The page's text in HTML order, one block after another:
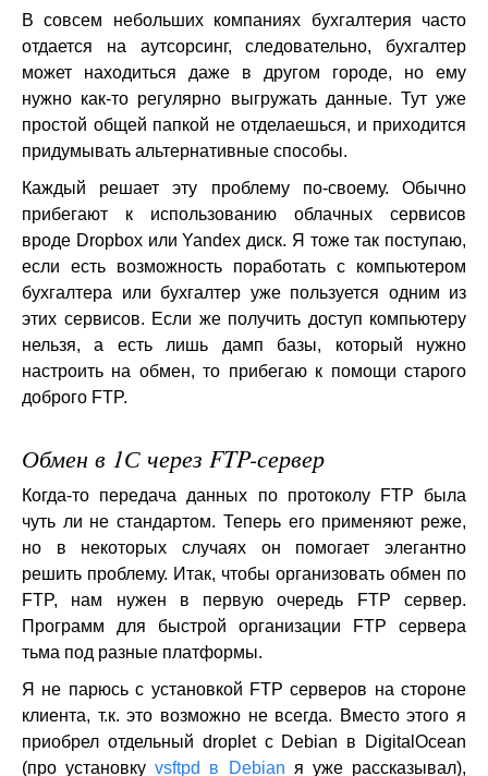
В совсем небольших компаниях бухгалтерия часто
отдается на аутсорсинг, следовательно, бухгалтер
может находиться даже в другом городе, но ему
нужно как-то регулярно выгружать данные. Тут уже
простой общей папкой не отделаешься, и приходится
придумывать альтернативные способы.
Каждый решает эту проблему по-своему. Обычно
прибегают к использованию облачных сервисов
вроде Dropbox или Yandex диск. Я тоже так поступаю,
если есть возможность поработать с компьютером
бухгалтера или бухгалтер уже пользуется одним из
этих сервисов. Если же получить доступ компьютеру
нельзя, а есть лишь дамп базы, который нужно
настроить на обмен, то прибегаю к помощи старого
доброго FTP.
Обмен в 1С через FTP-сервер
Когда-то передача данных по протоколу FTP была
чуть ли не стандартом. Теперь его применяют реже,
но в некоторых случаях он помогает элегантно
решить проблему. Итак, чтобы организовать обмен по
FTP, нам нужен в первую очередь FTP сервер.
Программ для быстрой организации FTP сервера
тьма под разные платформы.
Я не парюсь с установкой FTP серверов на стороне
клиента, т.к. это возможно не всегда. Вместо этого я
приобрел отдельный droplet с Debian в DigitalOcean
(про установкуvsftpd в Debian я уже рассказывал),